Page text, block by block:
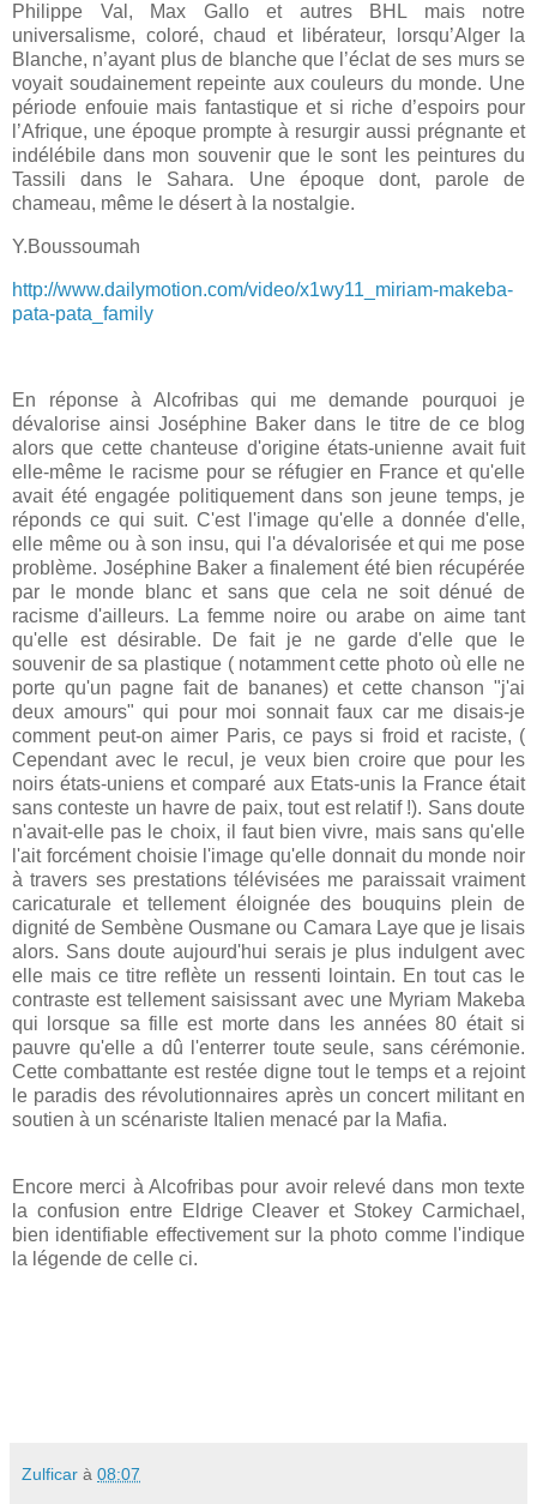
Philippe Val, Max Gallo et autres BHL mais notre
universalisme, coloré, chaud et libérateur, lorsqu’Alger la
Blanche, n’ayant plus de blanche que l’éclat de ses murs se
voyait soudainement repeinte aux couleurs du monde. Une
période enfouie mais fantastique et si riche d’espoirs pour
l’Afrique, une époque prompte à resurgir aussi prégnante et
indélébile dans mon souvenir que le sont les peintures du
Tassili dans le Sahara. Une époque dont, parole de
chameau, même le désert à la nostalgie.
Y.Boussoumah
http://www.dailymotion.com/video/x1wy11_miriam-makeba-
pata-pata_family
En réponse à Alcofribas qui me demande pourquoi je
dévalorise ainsi Joséphine Baker dans le titre de ce blog
alors que cette chanteuse d'origine états-unienne avait fuit
elle-même le racisme pour se réfugier en France et qu'elle
avait été engagée politiquement dans son jeune temps, je
réponds ce qui suit. C'est l'image qu'elle a donnée d'elle,
elle même ou à son insu, qui l'a dévalorisée et qui me pose
problème. Joséphine Baker a finalement été bien récupérée
par le monde blanc et sans que cela ne soit dénué de
racisme d'ailleurs. La femme noire ou arabe on aime tant
qu'elle est désirable. De fait je ne garde d'elle que le
souvenir de sa plastique ( notamment cette photo où elle ne
porte qu'un pagne fait de bananes) et cette chanson "j'ai
deux amours" qui pour moi sonnait faux car me disais-je
comment peut-on aimer Paris, ce pays si froid et raciste, (
Cependant avec le recul, je veux bien croire que pour les
noirs états-uniens et comparé aux Etats-unis la France était
sans conteste un havre de paix, tout est relatif !). Sans doute
n'avait-elle pas le choix, il faut bien vivre, mais sans qu'elle
l'ait forcément choisie l'image qu'elle donnait du monde noir
à travers ses prestations télévisées me paraissait vraiment
caricaturale et tellement éloignée des bouquins plein de
dignité de Sembène Ousmane ou Camara Laye que je lisais
alors. Sans doute aujourd'hui serais je plus indulgent avec
elle mais ce titre reflète un ressenti lointain. En tout cas le
contraste est tellement saisissant avec une Myriam Makeba
qui lorsque sa fille est morte dans les années 80 était si
pauvre qu'elle a dû l'enterrer toute seule, sans cérémonie.
Cette combattante est restée digne tout le temps et a rejoint
le paradis des révolutionnaires après un concert militant en
soutien à un scénariste Italien menacé par la Mafia.
Encore merci à Alcofribas pour avoir relevé dans mon texte
la confusion entre Eldrige Cleaver et Stokey Carmichael,
bien identifiable effectivement sur la photo comme l'indique
la légende de celle ci.
Zulficar à 08:07